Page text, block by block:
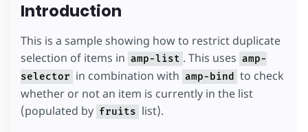
Introduction
This is a sample showing how to restrict duplicate
selection of items in amp-list . This uses amp-
selector in combination with amp-bind
to check
whether or not an item is currently in the list
(populated by fruits list).